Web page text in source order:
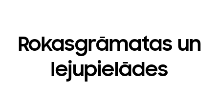
Rokasgrāmatas un
lejupielādes